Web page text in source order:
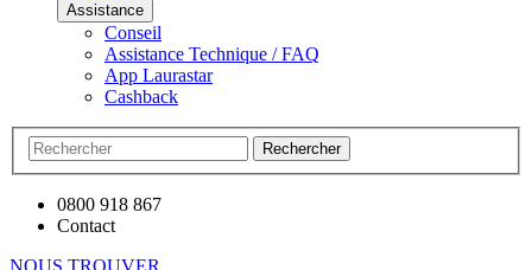
Assistance
Conseil
Assistance Technique / FAQ
App Laurastar
Cashback
Rechercher
0800 918 867
Contact
NOUS TROUVER